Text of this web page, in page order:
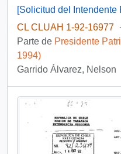
CL CLUAH 1-92-16977 ·
Parte de Presidente
1994)
Garrido Álvarez, Nelson